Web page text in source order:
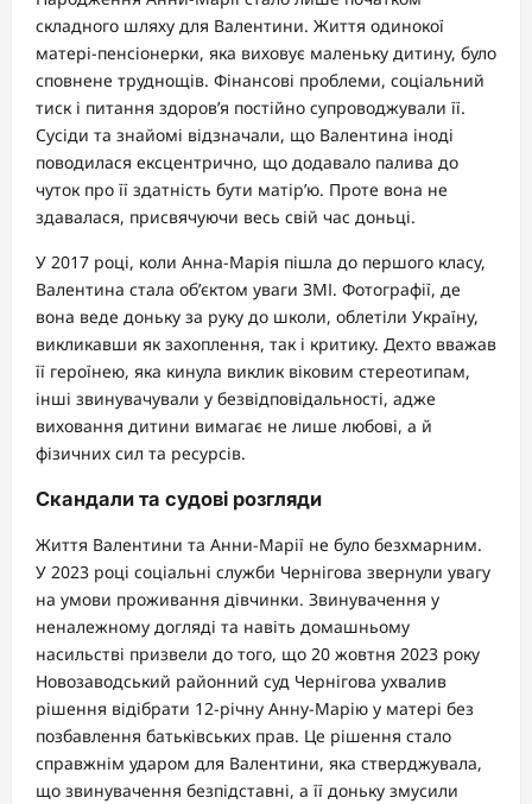
складного шляху для Валентини. Життя одинокої
матері-пенсіонерки, яка виховує маленьку дитину, було
сповнене труднощів. Фінансові проблеми, соціальний
тиск і питання здоров’я постійно супроводжували її.
Сусіди та знайомі відзначали, що Валентина іноді
поводилася ексцентрично, що додавало палива до
чуток про її здатність бути матір’ю. Проте вона не
здавалася, присвячуючи весь свій час доньці.
У 2017 році, коли Анна-Марія пішла до першого класу,
Валентина стала об’єктом уваги ЗМІ. Фотографії, де
вона веде доньку за руку до школи, облетіли Україну,
викликавши як захоплення, так і критику. Дехто вважав
її героїнею, яка кинула виклик віковим стереотипам,
інші звинувачували у безвідповідальності, адже
виховання дитини вимагає не лише любові, а й
фізичних сил та ресурсів.
Скандали та судові розгляди
Життя Валентини та Анни-Марії не було безхмарним.
У 2023 році соціальні служби Чернігова звернули увагу
на умови проживання дівчинки. Звинувачення у
неналежному догляді та навіть домашньому
насильстві призвели до того, що 20 жовтня 2023 року
Новозаводський районний суд Чернігова ухвалив
рішення відібрати 12-річну Анну-Марію у матері без
позбавлення батьківських прав. Це рішення стало
справжнім ударом для Валентини, яка стверджувала,
що звинувачення безпідставні, а її доньку змусили